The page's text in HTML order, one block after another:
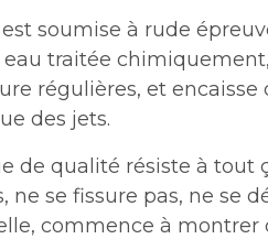
soumise à rude
traitée
régulières, et encaisse
des jets.
de qualité résiste à tout
ne se fissure pas, ne se
commence à montrer